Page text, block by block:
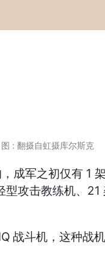
: 翻摄自虹摄库尔斯克
成军之初仅有 1
攻击教练机、
斗机，这种战